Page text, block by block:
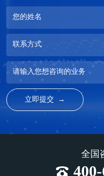
您的姓名
联系方式
请输入您想咨询的业务
全国